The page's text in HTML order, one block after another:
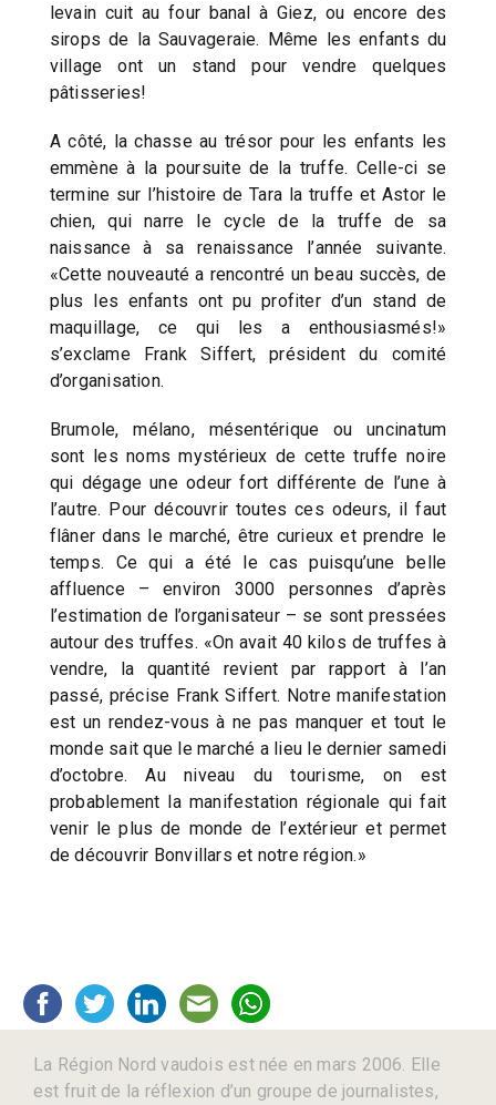
levain cuit au four banal à Giez, ou encore des
sirops de la Sauvageraie. Même les enfants du
village ont un stand pour vendre quelques
pâtisseries!
A côté, la chasse au trésor pour les enfants les
emmène à la poursuite de la truffe. Celle-ci se
termine sur l’histoire de Tara la truffe et Astor le
chien, qui narre le cycle de la truffe de sa
naissance à sa renaissance l’année suivante.
«Cette nouveauté a rencontré un beau succès, de
plus les enfants ont pu profiter d’un stand de
maquillage, ce qui les a enthousiasmés!»
s’exclame Frank Siffert, président du comité
d’organisation.
Brumole, mélano, mésentérique ou uncinatum
sont les noms mystérieux de cette truffe noire
qui dégage une odeur fort différente de l’une à
l’autre. Pour découvrir toutes ces odeurs, il faut
flâner dans le marché, être curieux et prendre le
temps. Ce qui a été le cas puisqu’une belle
affluence – environ 3000 personnes d’après
l’estimation de l’organisateur – se sont pressées
autour des truffes. «On avait 40 kilos de truffes à
vendre, la quantité revient par rapport à l’an
passé, précise Frank Siffert. Notre manifestation
est un rendez-vous à ne pas manquer et tout le
monde sait que le marché a lieu le dernier samedi
d’octobre. Au niveau du tourisme, on est
probablement la manifestation régionale qui fait
venir le plus de monde de l’extérieur et permet
de découvrir Bonvillars et notre région.»
La Région Nord vaudois est née en mars 2006. Elle
est fruit de la réflexion d’un groupe de journalistes,